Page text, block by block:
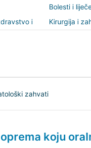
Bolesti i
i
Kirurgija i
zahvati
koju